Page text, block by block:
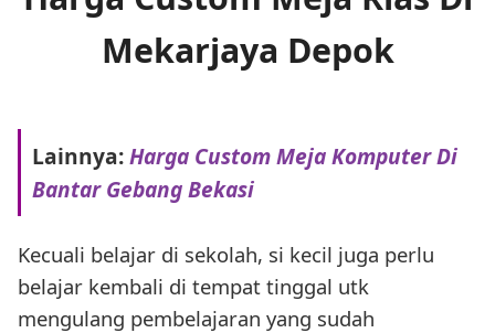
Mekarjaya Depok
Lainnya:Harga Custom Meja Komputer Di
Bantar Gebang Bekasi
Kecuali belajar di sekolah, si kecil juga perlu
belajar kembali di tempat tinggal utk
mengulang pembelajaran yang sudah